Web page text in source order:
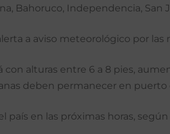
Bahoruco, Independencia,
a aviso meteorológico por las
con alturas entre 6 a 8 pies,
deben permanecer en
país en las próximas horas,